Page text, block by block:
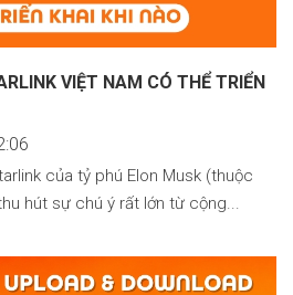
VIỆT NAM CÓ THỂ TRIỂN
của tỷ phú Elon Musk (thuộc
hút sự chú ý rất lớn từ cộng...